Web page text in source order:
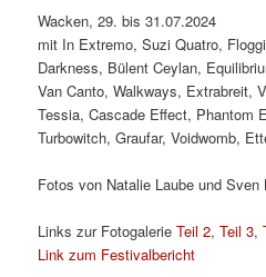
Wacken, 29. bis 31.07.2024
mit In Extremo, Suzi Quatro,
Darkness, Bülent Ceylan,
Van Canto, Walkways, Extrabreit,
Tessia, Cascade Effect, Phantom
Turbowitch, Graufar, Voidwomb,
Fotos von Natalie Laube und Sven
Links zur FotogalerieTeil 2,Teil 3,
Link zum Festivalbericht